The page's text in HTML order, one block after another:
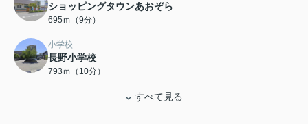
ショッピングタウンあおぞら
695ｍ（9分）
小学校
長野小学校
793ｍ（10分）
すべて見る